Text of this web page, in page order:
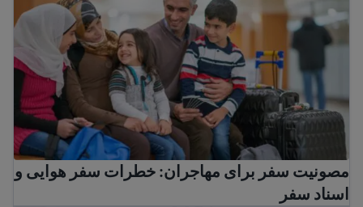
مصونیت سفر برای مهاجران: خطرات سفر هوایی و
اسناد سفر